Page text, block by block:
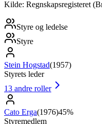
Kilde: Regnskapsregisteret
Styre og ledelse
Styre
Stein Hogstad(1957)
Styrets leder
13 andre roller
Cato Erga(1976)45%
Styremedlem